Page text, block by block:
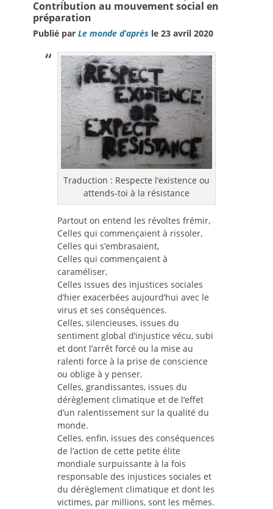
Contribution au mouvement social en
préparation
Publié par Le monde d’après le 23 avril 2020
Traduction : Respecte l’existence ou
attends-toi à la résistance
Partout on entend les révoltes frémir,
Celles qui commençaient à rissoler,
Celles qui s’embrasaient,
Celles qui commençaient à
caraméliser,
Celles issues des injustices sociales
d’hier exacerbées aujourd’hui avec le
virus et ses conséquences.
Celles, silencieuses, issues du
sentiment global d’injustice vécu, subi
et dont l’arrêt forcé ou la mise au
ralenti force à la prise de conscience
ou oblige à y penser.
Celles, grandissantes, issues du
dérèglement climatique et de l’effet
d’un ralentissement sur la qualité du
monde.
Celles, enfin, issues des conséquences
de l’action de cette petite élite
mondiale surpuissante à la fois
responsable des injustices sociales et
du dérèglement climatique et dont les
victimes, par millions, sont les mêmes.